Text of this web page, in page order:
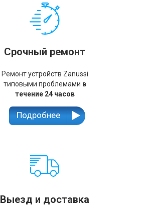
Срочный ремонт
Ремонт устройств Zanussi
типовыми проблемами в
течение 24 часов
Подробнее
Выезд и доставка